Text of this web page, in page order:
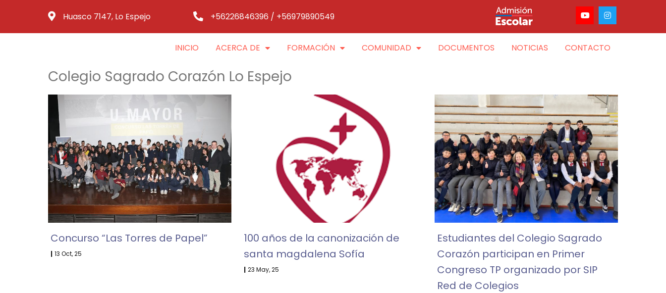
Huasco 7147, Lo Espejo +56226846396 / +56979890549
INICIO ACERCA DE FORMACIÓN COMUNIDAD DOCUMENTOS NOTICIAS CONTACTO
Colegio Sagrado Corazón Lo Espejo
Concurso “Las Torres de Papel”
| 13 Oct, 25
100 años de la canonización de
santa magdalena Sofía
| 23 May, 25
Estudiantes del Colegio Sagrado
Corazón participan en Primer
Congreso TP organizado por SIP
Red de Colegios